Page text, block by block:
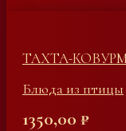
ТАХТА-
Блюда из птицы
1350,00 ₽